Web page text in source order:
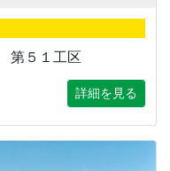
第５１工区
詳細を見る